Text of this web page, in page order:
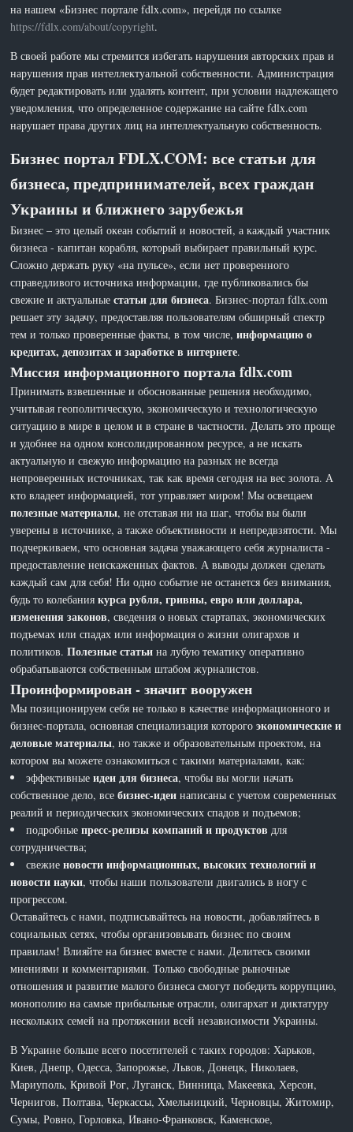
на нашем «Бизнес портале fdlx.com», перейдя по ссылке
https://fdlx.com/about/copyright.
В своей работе мы стремится избегать нарушения авторских прав и
нарушения прав интеллектуальной собственности. Администрация
будет редактировать или удалять контент, при условии надлежащего
уведомления, что определенное содержание на сайте fdlx.com
нарушает права других лиц на интеллектуальную собственность.
Бизнес портал FDLX.COM: все статьи для
бизнеса, предпринимателей, всех граждан
Украины и ближнего зарубежья
Бизнес – это целый океан событий и новостей, а каждый участник
бизнеса - капитан корабля, который выбирает правильный курс.
Сложно держать руку «на пульсе», если нет проверенного
справедливого источника информации, где публиковались бы
свежие и актуальныестатьи для бизнеса. Бизнес-портал fdlx.com
решает эту задачу, предоставляя пользователям обширный спектр
тем и только проверенные факты, в том числе,информацию о
кредитах, депозитах и заработке в интернете.
Миссия информационного портала fdlx.com
Принимать взвешенные и обоснованные решения необходимо,
учитывая геополитическую, экономическую и технологическую
ситуацию в мире в целом и в стране в частности. Делать это проще
и удобнее на одном консолидированном ресурсе, а не искать
актуальную и свежую информацию на разных не всегда
непроверенных источниках, так как время сегодня на вес золота. А
кто владеет информацией, тот управляет миром! Мы освещаем
полезные материалы, не отставая ни на шаг, чтобы вы были
уверены в источнике, а также объективности и непредвзятости. Мы
подчеркиваем, что основная задача уважающего себя журналиста -
предоставление неискаженных фактов. А выводы должен сделать
каждый сам для себя! Ни одно событие не останется без внимания,
будь то колебаниякурса рубля, гривны, евро или доллара,
изменения законов, сведения о новых стартапах, экономических
подъемах или спадах или информация о жизни олигархов и
политиков.Полезные статьи на лубую тематику оперативно
обрабатываются собственным штабом журналистов.
Проинформирован - значит вооружен
Мы позиционируем себя не только в качестве информационного и
бизнес-портала, основная специализация которогоэкономические и
деловые материалы, но также и образовательным проектом, на
котором вы можете ознакомиться с такими материалами, как:
эффективныеидеи для бизнеса, чтобы вы могли начать
собственное дело, всебизнес-идеи написаны с учетом современных
реалий и периодических экономических спадов и подъемов;
подробныепресс-релизы компаний и продуктов для
сотрудничества;
свежиеновости информационных, высоких технологий и
новости науки, чтобы наши пользователи двигались в ногу с
прогрессом.
Оставайтесь с нами, подписывайтесь на новости, добавляйтесь в
социальных сетях, чтобы организовывать бизнес по своим
правилам! Влияйте на бизнес вместе с нами. Делитесь своими
мнениями и комментариями. Только свободные рыночные
отношения и развитие малого бизнеса смогут победить коррупцию,
монополию на самые прибыльные отрасли, олигархат и диктатуру
нескольких семей на протяжении всей независимости Украины.
В Украине больше всего посетителей с таких городов: Харьков,
Киев, Днепр, Одесса, Запорожье, Львов, Донецк, Николаев,
Мариуполь, Кривой Рог, Луганск, Винница, Макеевка, Херсон,
Чернигов, Полтава, Черкассы, Хмельницкий, Черновцы, Житомир,
Сумы, Ровно, Горловка, Ивано-Франковск, Каменское,